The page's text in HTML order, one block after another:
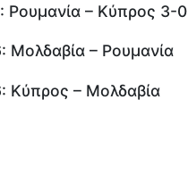
Ρουμανία – Κύπρος 3-0
Μολδαβία – Ρουμανία
Κύπρος – Μολδαβία